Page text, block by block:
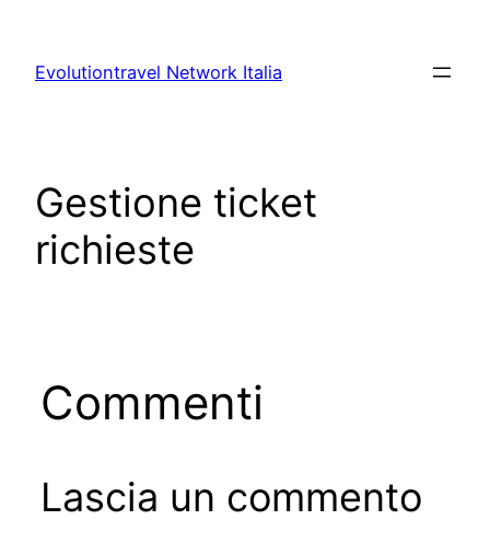
contenuto
Evolutiontravel Network Italia
Gestione ticket
richieste
Commenti
Lascia un commento